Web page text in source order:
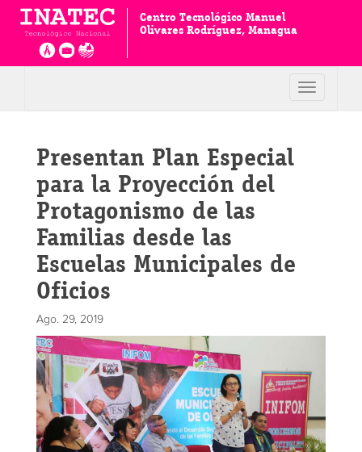
Centro Tecnológico Manuel
Olivares Rodríguez, Managua
Toggle
Presentan Plan Especial
para la Proyección del
Protagonismo de las
Familias desde las
Escuelas Municipales de
Oficios
Ago. 29, 2019